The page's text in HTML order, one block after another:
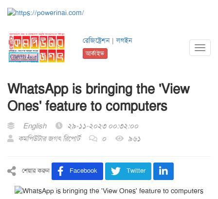
রেজিষ্ট্রেশন |লগইন
আর্কাইভ
WhatsApp is bringing the 'View
Ones' feature to computers
English
২৯-১১-২০২৩ ০০:৩২:০০
কমপিউটার জগৎ রিপোর্ট
০ ৯৬১
শেয়ার করুন Facebook Twitter